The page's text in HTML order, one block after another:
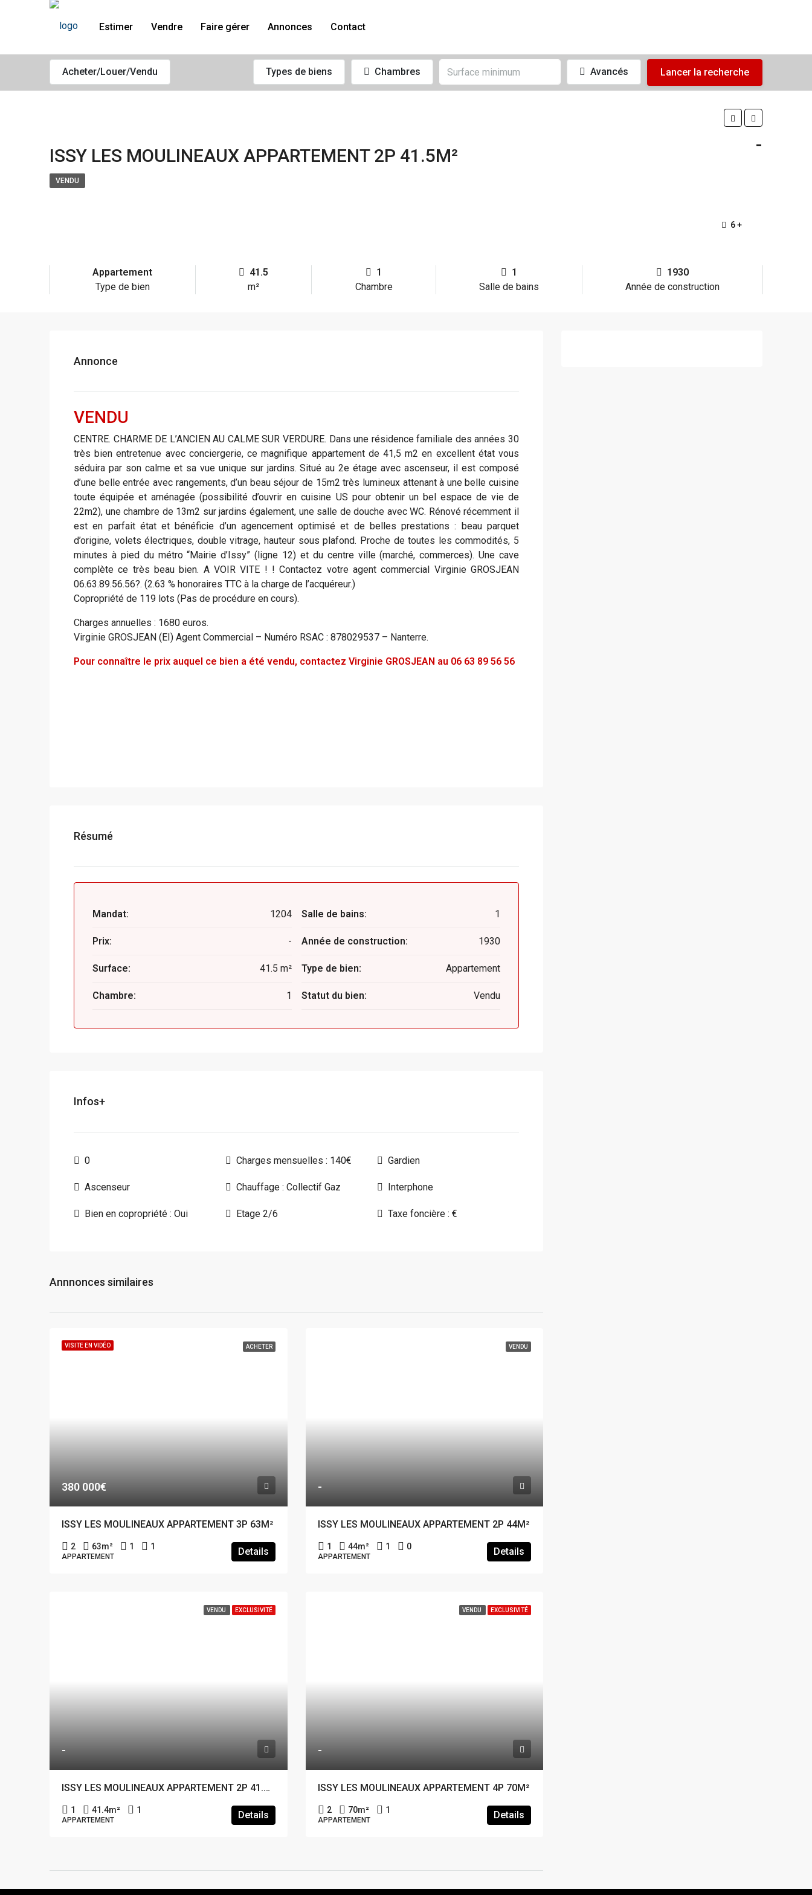
Estimer Vendre Faire gérer Annonces Contact
Acheter/Louer/Vendu Types de biens Chambres Avancés Lancer la recherche
ISSY LES MOULINEAUX APPARTEMENT 2P 41.5M²
-
VENDU
6 +
Appartement
Type de bien
41.5
m²
1
Chambre
1
Salle de bains
1930
Année de construction
Annonce
VENDU
CENTRE. CHARME DE L’ANCIEN AU CALME SUR VERDURE. Dans une résidence familiale des années 30
très bien entretenue avec conciergerie, ce magnifique appartement de 41,5 m2 en excellent état vous
séduira par son calme et sa vue unique sur jardins. Situé au 2e étage avec ascenseur, il est composé
d’une belle entrée avec rangements, d’un beau séjour de 15m2 très lumineux attenant à une belle cuisine
toute équipée et aménagée (possibilité d’ouvrir en cuisine US pour obtenir un bel espace de vie de
22m2), une chambre de 13m2 sur jardins également, une salle de douche avec WC. Rénové récemment il
est en parfait état et bénéficie d’un agencement optimisé et de belles prestations : beau parquet
d’origine, volets électriques, double vitrage, hauteur sous plafond. Proche de toutes les commodités, 5
minutes à pied du métro “Mairie d’Issy” (ligne 12) et du centre ville (marché, commerces). Une cave
complète ce très beau bien. A VOIR VITE ! ! Contactez votre agent commercial Virginie GROSJEAN
06.63.89.56.56?. (2.63 % honoraires TTC à la charge de l’acquéreur.)
Copropriété de 119 lots (Pas de procédure en cours).
Charges annuelles : 1680 euros.
Virginie GROSJEAN (EI) Agent Commercial – Numéro RSAC : 878029537 – Nanterre.
Pour connaître le prix auquel ce bien a été vendu, contactez Virginie GROSJEAN au 06 63 89 56 56
Résumé
Mandat: 1204
Prix: -
Surface: 41.5 m²
Chambre: 1
Salle de bains: 1
Année de construction: 1930
Type de bien: Appartement
Statut du bien: Vendu
Infos+
0
Ascenseur
Bien en copropriété : Oui
Charges mensuelles : 140€
Chauffage : Collectif Gaz
Etage 2/6
Gardien
Interphone
Taxe foncière : €
Annnonces similaires
VISITE EN VIDÉO ACHETER
380 000€
ISSY LES MOULINEAUX APPARTEMENT 3P 63M²
2 63m² 1 1
APPARTEMENT Details
VENDU
-
ISSY LES MOULINEAUX APPARTEMENT 2P 44M²
1 44m² 1 0
APPARTEMENT Details
VENDU EXCLUSIVITÉ
-
ISSY LES MOULINEAUX APPARTEMENT 2P 41.4M²
1 41.4m² 1
APPARTEMENT Details
VENDU EXCLUSIVITÉ
-
ISSY LES MOULINEAUX APPARTEMENT 4P 70M²
2 70m² 1
APPARTEMENT Details